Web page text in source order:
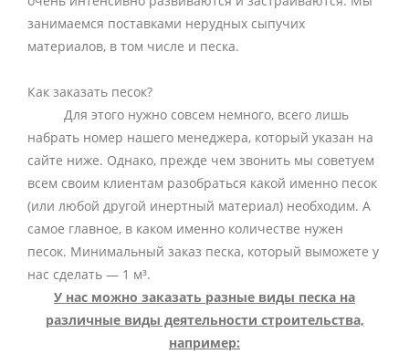
занимаемся поставками нерудных сыпучих
материалов, в том числе и песка.
Как заказать песок?
Для этого нужно совсем немного, всего лишь
набрать номер нашего менеджера, который указан на
сайте ниже. Однако, прежде чем звонить мы советуем
всем своим клиентам разобраться какой именно песок
(или любой другой инертный материал) необходим. А
самое главное, в каком именно количестве нужен
песок. Минимальный заказ песка, который выможете у
нас сделать — 1 м³.
У нас можно заказать разные виды песка на
различные виды деятельности строительства,
например: